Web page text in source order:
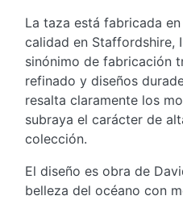
La taza está fabricada
calidad en Staffordshire,
sinónimo de fabricación
refinado y diseños
resalta claramente los
subraya el carácter de
colección.
El diseño es obra de
belleza del océano con